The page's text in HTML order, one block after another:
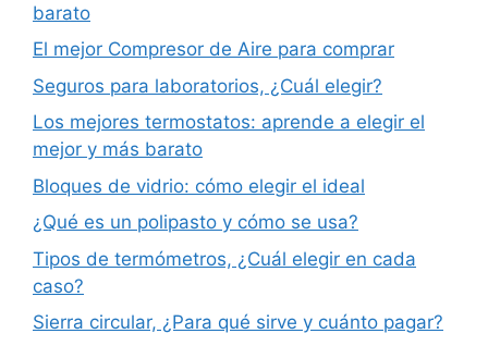
barato
El mejor Compresor de Aire para comprar
Seguros para laboratorios, ¿Cuál elegir?
Los mejores termostatos: aprende a elegir el
mejor y más barato
Bloques de vidrio: cómo elegir el ideal
¿Qué es un polipasto y cómo se usa?
Tipos de termómetros, ¿Cuál elegir en cada
caso?
Sierra circular, ¿Para qué sirve y cuánto pagar?